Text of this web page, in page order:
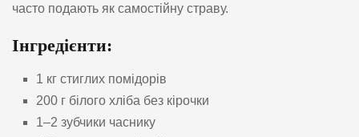
часто подають як самостійну страву.
Інгредієнти:
1 кг стиглих помідорів
200 г білого хліба без кірочки
1–2 зубчики часнику